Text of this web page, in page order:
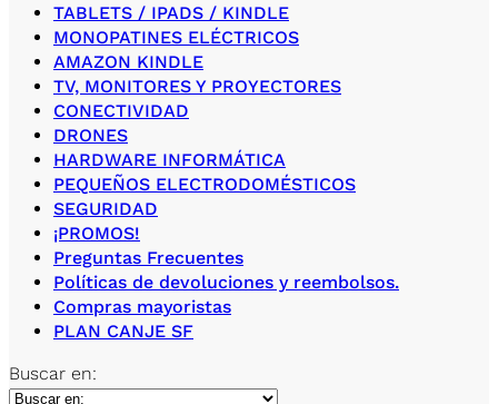
TABLETS / IPADS / KINDLE
MONOPATINES ELÉCTRICOS
AMAZON KINDLE
TV, MONITORES Y PROYECTORES
CONECTIVIDAD
DRONES
HARDWARE INFORMÁTICA
PEQUEÑOS ELECTRODOMÉSTICOS
SEGURIDAD
¡PROMOS!
Preguntas Frecuentes
Políticas de devoluciones y reembolsos.
Compras mayoristas
PLAN CANJE SF
Buscar en: